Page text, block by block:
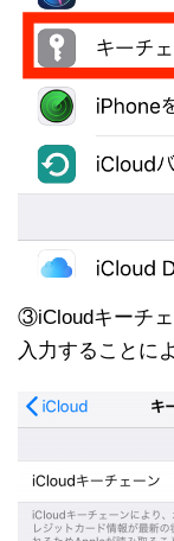
③iCloudキーチ
入力することに